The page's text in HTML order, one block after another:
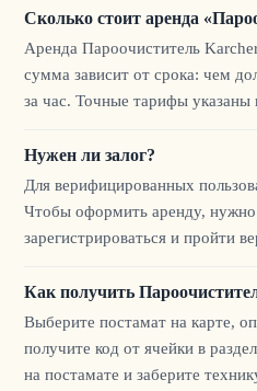
Сколько стоит аренда
Аренда Пароочиститель
сумма зависит от срока: чем
за час. Точные тарифы указаны
Нужен ли залог?
Для верифицированных
Чтобы оформить аренду, нужно
зарегистрироваться и пройти
Как получить
Выберите постамат на карте,
получите код от ячейки в
на постамате и заберите